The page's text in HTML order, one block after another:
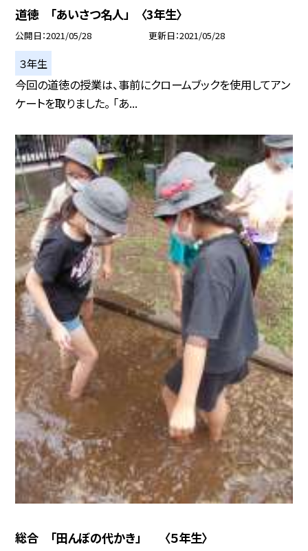
道徳 「あいさつ名人」 〈3年生〉
公開日 2021/05/28 更新日 2021/05/28
３年生
今回の道徳の授業は、事前にクロームブックを使用してアン
ケートを取りました。 「あ...
総合 「田んぼの代かき」 〈５年生〉